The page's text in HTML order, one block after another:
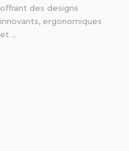
offrant des designs
innovants, ergonomiques
et …